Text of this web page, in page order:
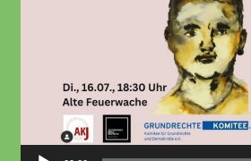
Audio-